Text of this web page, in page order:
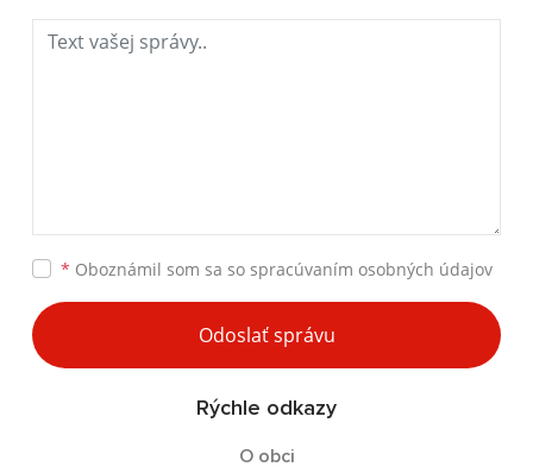
* Oboznámil som sa so spracúvaním osobných údajov
Odoslať správu
Rýchle odkazy
O obci